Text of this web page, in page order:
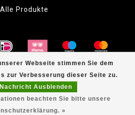
Webseite stimmen Sie dem
zur Verbesserung dieser Seite zu.
Ausblenden
beachten Sie bitte unsere
»
Alle Produkte
2026 www.tabletopper.nl